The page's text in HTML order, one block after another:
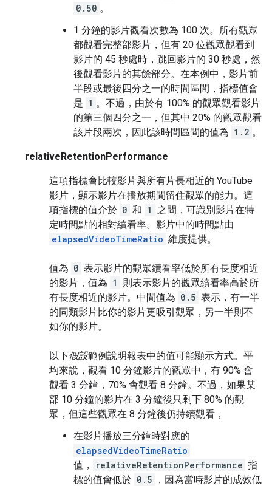
0.50 。
1 分鐘的影片觀看次數為 100 次。所有觀眾
都觀看完整部影片，但有 20 位觀眾觀看到
影片的 45 秒處時，跳回影片的 30 秒處，然
後觀看影片的其餘部分。在本例中，影片前
半段或最後四分之一的時間區間，指標值會
是 1 。不過，由於有 100% 的觀眾觀看影片
的第三個四分之一，但其中 20% 的觀眾觀看
該片段兩次，因此該時間區間的值為 1.2 。
relativeRetentionPerformance
這項指標會比較影片與所有片長相近的 YouTube
影片，顯示影片在播放期間留住觀眾的能力。這
項指標的值介於 0 和 1
之間，可識別影片在特
定時間點的相對續看率。影片中的時間點由
elapsedVideoTimeRatio 維度提供。
值為 0 表示影片的觀眾續看率低於所有長度相近
的影片，值為 1
則表示影片的觀眾續看率高於所
有長度相近的影片。中間值為 0.5 表示，有一半
的同類影片比你的影片更吸引觀眾，另一半則不
如你的影片。
以下假設範例說明報表中的值可能顯示方式。平
均來說，觀看 10 分鐘影片的觀眾中，有 90% 會
觀看 3 分鐘，70% 會觀看 8 分鐘。不過，如果某
部 10 分鐘的影片在 3 分鐘後只剩下 80% 的觀
眾，但這些觀眾在 8 分鐘後仍持續觀看，
在影片播放三分鐘時對應的
elapsedVideoTimeRatio
值，
relativeRetentionPerformance 指
標的值會低於 0.5
，因為當時影片的成效低